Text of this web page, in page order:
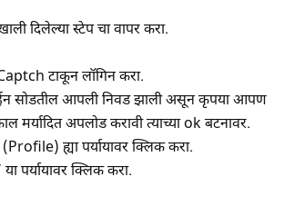
दिलेल्या स्टेप चा वापर करा.
टाकून लॉगिन करा.
सोडतील आपली निवड झाली असून कृपया आपण
अपलोड करावी त्याच्या ok बटनावर.
ह्या पर्यायावर क्लिक करा.
पर्यायावर क्लिक करा.